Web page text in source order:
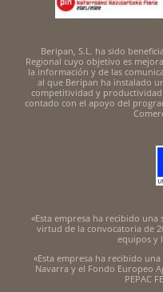
Beripan, S.L. ha sido
Regional cuyo objetivo es
la información y de las
al que Beripan ha instalado
competitividad y productividad
contado con el apoyo del
«Esta empresa ha recibido
virtud de la convocatoria de
equipos y
«Esta empresa ha recibido
Navarra y el Fondo Europeo
PEPAC